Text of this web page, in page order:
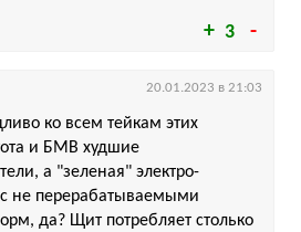
3
ко всем тейкам этих
и БМВ худшие
а "зеленая" электро-
не перерабатываемыми
да? Щит потребляет столько
20.01.2023 в 21:03